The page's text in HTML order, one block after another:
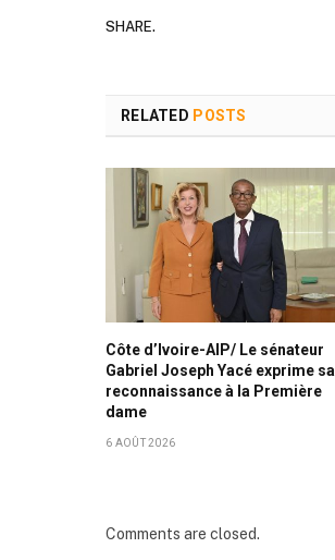
SHARE.
RELATED POSTS
Côte d’Ivoire-AIP/ Le sénateur
Gabriel Joseph Yacé exprime sa
reconnaissance à la Première
dame
6 AOÛT 2026
Comments are closed.